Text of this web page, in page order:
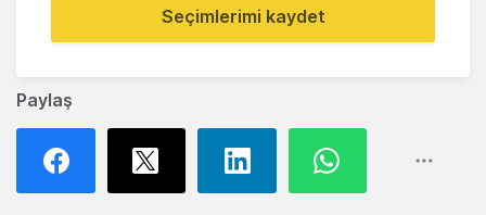
Paylaş
Seçimlerimi kaydet